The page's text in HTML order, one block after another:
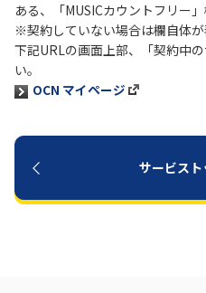
NTTドコモビジネスのお客さ
まはこちら
ある、「MUSICカウントフリー」
※契約していない場合は欄自体が
下記URLの画面上部、「契約中
い。
OCN マイページ
サービス